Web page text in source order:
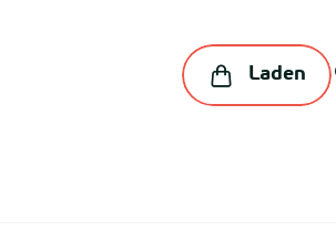
Laden